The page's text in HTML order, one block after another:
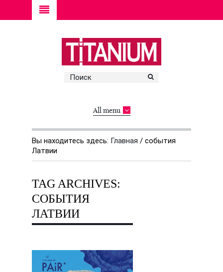
All menu
Вы находитесь здесь: Главная / события
Латвии
TAG ARCHIVES:
СОБЫТИЯ
ЛАТВИИ